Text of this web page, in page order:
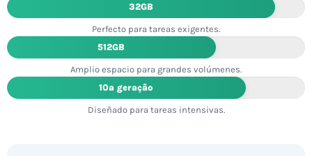
32GB
Perfecto para tareas exigentes.
512GB
Amplio espacio para grandes volúmenes.
10ª geração
Diseñado para tareas intensivas.